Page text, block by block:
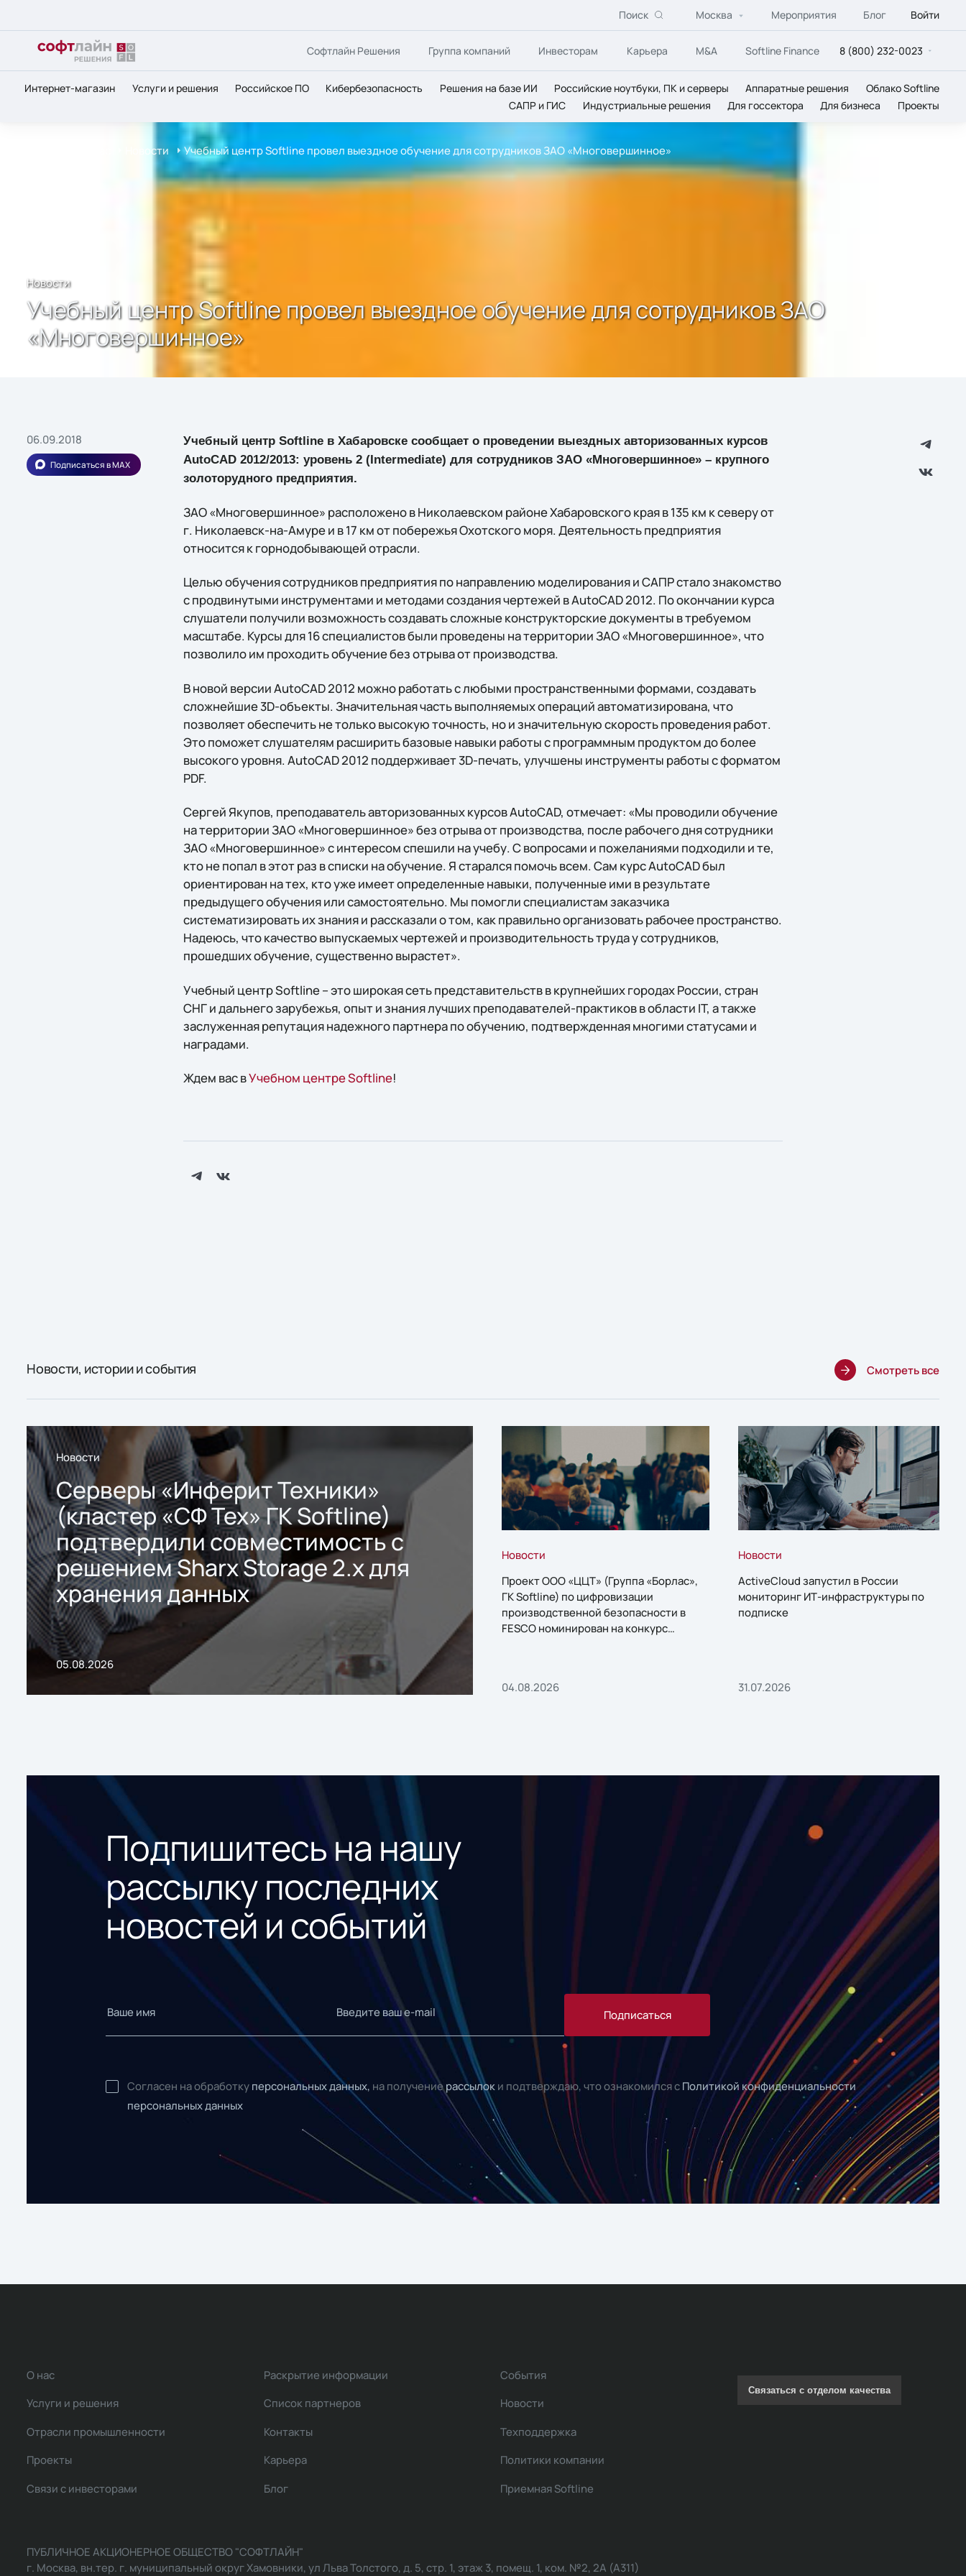
Поиск Москва Мероприятия Блог Войти
Софтлайн Решения Группа компаний Инвесторам Карьера M&A Softline Finance 8 (800) 232-0023
Интернет-магазин Услуги и решения Российское ПО Кибербезопасность Решения на базе ИИ Российские ноутбуки, ПК и серверы Аппаратные решения
Облако Softline
САПР и ГИС
Индустриальные решения Для госсектора Для бизнеса Проекты
Новости Учебный центр Softline провел выездное обучение для сотрудников ЗАО «Многовершинное»
Новости
Учебный центр Softline провел выездное обучение для сотрудников ЗАО
«Многовершинное»
06.09.2018
Подписаться в MAX
Учебный центр Softline в Хабаровске сообщает о проведении выездных авторизованных курсов
AutoCAD 2012/2013: уровень 2 (Intermediate) для сотрудников ЗАО «Многовершинное» – крупного
золоторудного предприятия.
ЗАО «Многовершинное» расположено в Николаевском районе Хабаровского края в 135 км к северу от
г. Николаевск-на-Амуре и в 17 км от побережья Охотского моря. Деятельность предприятия
относится к горнодобывающей отрасли.
Целью обучения сотрудников предприятия по направлению моделирования и САПР стало знакомство
с продвинутыми инструментами и методами создания чертежей в AutoCAD 2012. По окончании курса
слушатели получили возможность создавать сложные конструкторские документы в требуемом
масштабе. Курсы для 16 специалистов были проведены на территории ЗАО «Многовершинное», что
позволило им проходить обучение без отрыва от производства.
В новой версии AutoCAD 2012 можно работать с любыми пространственными формами, создавать
сложнейшие 3D-объекты. Значительная часть выполняемых операций автоматизирована, что
позволяет обеспечить не только высокую точность, но и значительную скорость проведения работ.
Это поможет слушателям расширить базовые навыки работы с программным продуктом до более
высокого уровня. AutoCAD 2012 поддерживает 3D-печать, улучшены инструменты работы с форматом
PDF.
Сергей Якупов, преподаватель авторизованных курсов AutoCAD, отмечает: «Мы проводили обучение
на территории ЗАО «Многовершинное» без отрыва от производства, после рабочего дня сотрудники
ЗАО «Многовершинное» с интересом спешили на учебу. С вопросами и пожеланиями подходили и те,
кто не попал в этот раз в списки на обучение. Я старался помочь всем. Сам курс AutoCAD был
ориентирован на тех, кто уже имеет определенные навыки, полученные ими в результате
предыдущего обучения или самостоятельно. Мы помогли специалистам заказчика
систематизировать их знания и рассказали о том, как правильно организовать рабочее пространство.
Надеюсь, что качество выпускаемых чертежей и производительность труда у сотрудников,
прошедших обучение, существенно вырастет».
Учебный центр Softline – это широкая сеть представительств в крупнейших городах России, стран
СНГ и дальнего зарубежья, опыт и знания лучших преподавателей-практиков в области IT, а также
заслуженная репутация надежного партнера по обучению, подтвержденная многими статусами и
наградами.
Ждем вас вУчебном центре Softline!
Новости, истории и события Смотреть все
Новости
Серверы «Инферит Техники»
(кластер «СФ Тех» ГК Softline)
подтвердили совместимость с
решением Sharx Storage 2.x для
хранения данных
05.08.2026
Новости
Проект ООО «ЦЦТ» (Группа «Борлас»,
ГК Softline) по цифровизации
производственной безопасности в
FESCO номинирован на конкурс
04.08.2026
Новости
ActiveCloud запустил в России
мониторинг ИТ-инфраструктуры по
подписке
31.07.2026
Подпишитесь на нашу
рассылку последних
новостей и событий
Подписаться
Согласен на обработку персональных данных, на получениерассылок и подтверждаю, что ознакомился с Политикой конфиденциальности
персональных данных
О нас
Услуги и решения
Отрасли промышленности
Проекты
Связи с инвесторами
Раскрытие информации
Список партнеров
Контакты
Карьера
Блог
События
Новости
Техподдержка
Политики компании
Приемная Softline
Связаться с отделом качества
ПУБЛИЧНОЕ АКЦИОНЕРНОЕ ОБЩЕСТВО "СОФТЛАЙН"
г. Москва, вн.тер. г. муниципальный округ Хамовники, ул Льва Толстого, д. 5, стр. 1, этаж 3, помещ. 1, ком. №2, 2А (А311)